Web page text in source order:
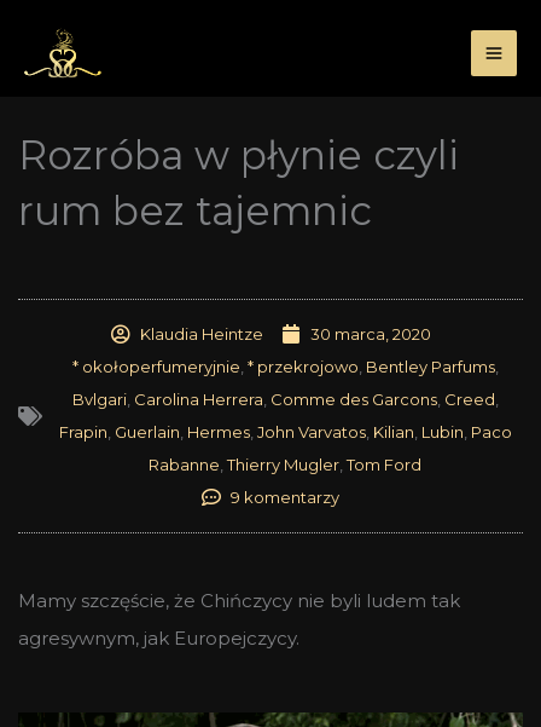
treści
Rozróba w płynie czyli
rum bez tajemnic
Klaudia Heintze
30 marca, 2020
* okołoperfumeryjnie * przekrojowo Bentley Parfums,
Bvlgari, Carolina Herrera Comme des Garcons, Creed
Frapin Guerlain Hermes, John Varvatos, Kilian Lubin Paco
Rabanne ,Thierry Mugler ,Tom Ford
9 komentarzy
Mamy szczęście, że Chińczycy nie byli ludem tak
agresywnym, jak Europejczycy.